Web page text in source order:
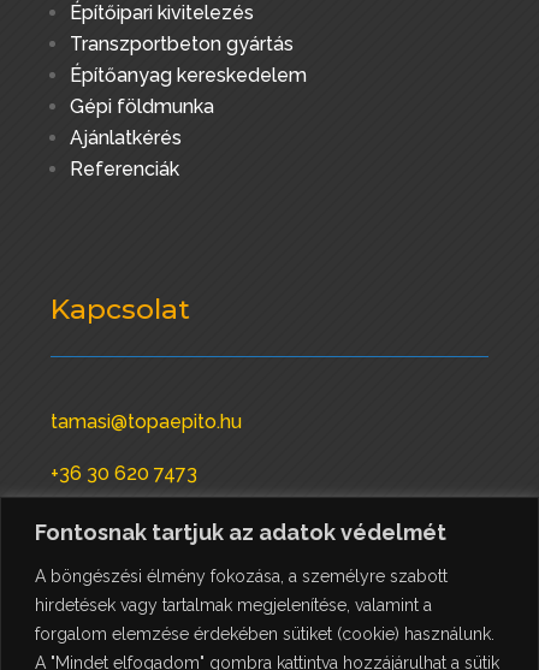
Fontosnak tartjuk az adatok védelmét
A böngészési élmény fokozása, a személyre szabott
hirdetések vagy tartalmak megjelenítése, valamint a
forgalom elemzése érdekében sütiket (cookie) használunk.
A "Mindet elfogadom" gombra kattintva hozzájárulhat a sütik
Építőipari kivitelezés
Transzportbeton gyártás
Építőanyag kereskedelem
Gépi földmunka
Ajánlatkérés
Referenciák
Kapcsolat
tamasi@topaepito.hu
+36 30 620 7473
+36 74 470 191